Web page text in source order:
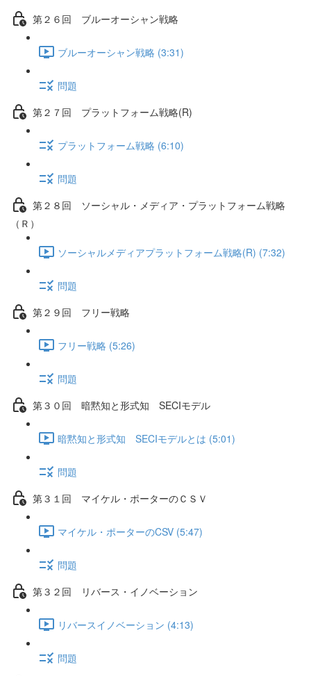
第２６回 ブルーオーシャン戦略
ブルーオーシャン戦略 (3:31)
問題
第２７回 プラットフォーム戦略(R)
プラットフォーム戦略 (6:10)
問題
第２８回 ソーシャル・メディア・プラットフォーム戦略
（Ｒ）
ソーシャルメディアプラットフォーム戦略(R) (7:32)
問題
第２９回 フリー戦略
フリー戦略 (5:26)
問題
第３０回 暗黙知と形式知 SECIモデル
暗黙知と形式知 SECIモデルとは (5:01)
問題
第３１回 マイケル・ポーターのＣＳＶ
マイケル・ポーターのCSV (5:47)
問題
第３２回 リバース・イノベーション
リバースイノベーション (4:13)
問題